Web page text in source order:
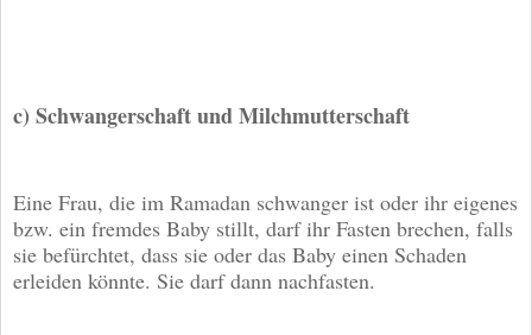
c) Schwangerschaft und Milchmutterschaft
Eine Frau, die im Ramadan schwanger ist oder ihr eigenes
bzw. ein fremdes Baby stillt, darf ihr Fasten brechen, falls
sie befürchtet, dass sie oder das Baby einen Schaden
erleiden könnte. Sie darf dann nachfasten.